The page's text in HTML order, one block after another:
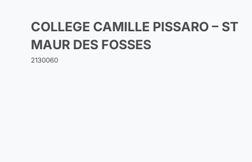
COLLEGE CAMILLE PISSARO – ST
MAUR DES FOSSES
2130060